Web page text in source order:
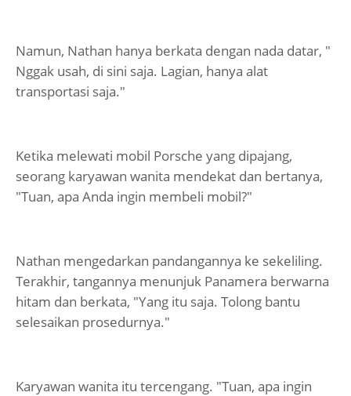
Namun, Nathan hanya berkata dengan nada datar, "
Nggak usah, di sini saja. Lagian, hanya alat
transportasi saja."
Ketika melewati mobil Porsche yang dipajang,
seorang karyawan wanita mendekat dan bertanya,
"Tuan, apa Anda ingin membeli mobil?"
Nathan mengedarkan pandangannya ke sekeliling.
Terakhir, tangannya menunjuk Panamera berwarna
hitam dan berkata, "Yang itu saja. Tolong bantu
selesaikan prosedurnya."
Karyawan wanita itu tercengang. "Tuan, apa ingin